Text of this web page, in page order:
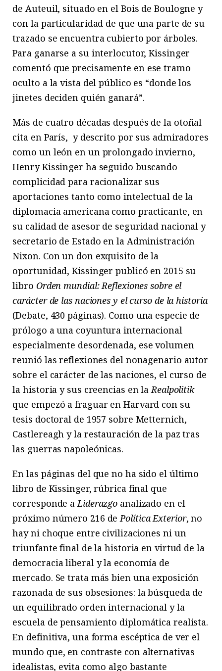
de Auteuil, situado en el Bois de Boulogne y
con la particularidad de que una parte de su
trazado se encuentra cubierto por árboles.
Para ganarse a su interlocutor, Kissinger
comentó que precisamente en ese tramo
oculto a la vista del público es “donde los
jinetes deciden quién ganará”.
Más de cuatro décadas después de la otoñal
cita en París, y descrito por sus admiradores
como un león en un prolongado invierno,
Henry Kissinger ha seguido buscando
complicidad para racionalizar sus
aportaciones tanto como intelectual de la
diplomacia americana como practicante, en
su calidad de asesor de seguridad nacional y
secretario de Estado en la Administración
Nixon. Con un don exquisito de la
oportunidad, Kissinger publicó en 2015 su
libro Orden mundial: Reflexiones sobre el
carácter de las naciones y el curso de la historia
(Debate, 430 páginas). Como una especie de
prólogo a una coyuntura internacional
especialmente desordenada, ese volumen
reunió las reflexiones del nonagenario autor
sobre el carácter de las naciones, el curso de
la historia y sus creencias en la Realpolitik
que empezó a fraguar en Harvard con su
tesis doctoral de 1957 sobre Metternich,
Castlereagh y la restauración de la paz tras
las guerras napoleónicas.
En las páginas del que no ha sido el último
libro de Kissinger, rúbrica final que
corresponde aLiderazgo analizado en el
próximo número 216 dePolítica Exterior, no
hay ni choque entre civilizaciones ni un
triunfante final de la historia en virtud de la
democracia liberal y la economía de
mercado. Se trata más bien una exposición
razonada de sus obsesiones: la búsqueda de
un equilibrado orden internacional y la
escuela de pensamiento diplomática realista.
En definitiva, una forma escéptica de ver el
mundo que, en contraste con alternativas
idealistas, evita como algo bastante